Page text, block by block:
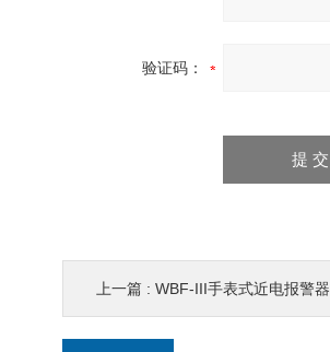
验证码：
上一篇 : WBF-III手表式近电报警器